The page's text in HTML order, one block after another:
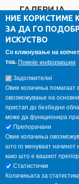
ГАЛЕРИЈА
Copyright © 2013
НИЕ КОРИСТИМЕ
ЗА ДА ГО
ИСКУСТВО
Со кликнување на
тоа. Повеќе информации
Задолжителнi
Овие колачиња помагаат
овозможување на
пристап до безбедни
може да функционира
Препорачани
Овие колачиња
што го менуваат начинот
како што е вашиот
Статистички
Колачињата за